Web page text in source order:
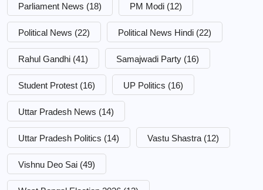
Parliament News (18) PM Modi (12)
Political News (22) Political News Hindi (22)
Rahul Gandhi (41) Samajwadi Party (16)
Student Protest (16) UP Politics (16)
Uttar Pradesh News (14)
Uttar Pradesh Politics (14) Vastu Shastra (12)
Vishnu Deo Sai (49)